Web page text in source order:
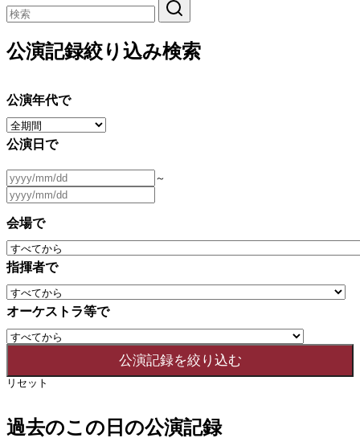
公演記録絞り込み検索
公演年代で
公演日で
～
会場で
指揮者で
オーケストラ等で
リセット
過去のこの日の公演記録